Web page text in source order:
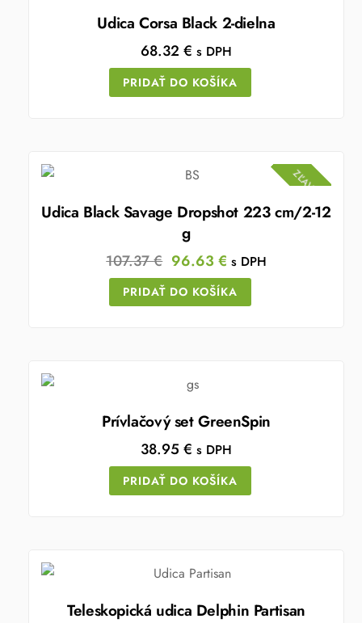
Udica Corsa Black 2-dielna
68.32 € s DPH
PRIDAŤ DO KOŠÍKA
ZĽAVA!
Udica Black Savage Dropshot 223 cm/2-12
g
107.37€ Original
price
was:
96.63 €Current
price
is:
s DPH
PRIDAŤ DO KOŠÍKA
Prívlačový set GreenSpin
38.95 € s DPH
PRIDAŤ DO KOŠÍKA
Teleskopická udica Delphin Partisan